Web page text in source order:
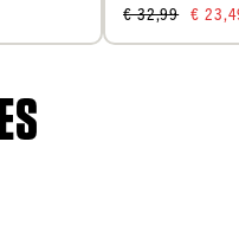
€ 32,99 €